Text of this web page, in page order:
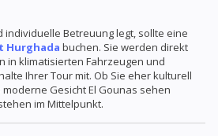
individuelle Betreuung legt, sollte eine
buchen. Sie werden direkt
in klimatisierten Fahrzeugen und
Ihrer Tour mit. Ob Sie eher kulturell
Gesicht El Gounas sehen
im Mittelpunkt.